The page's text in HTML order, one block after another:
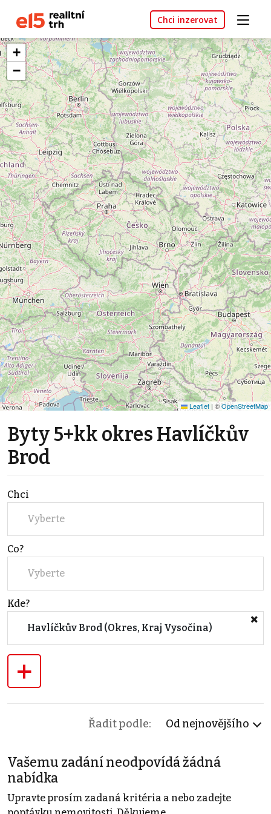
Chci inzerovat
+
−
Leaflet | ©OpenStreetMap
Byty 5+kk okres Havlíčkův
Brod
Chci
Vyberte
Co?
Vyberte
Kde?
Havlíčkův Brod (Okres, Kraj Vysočina)
+
Řadit podle: Od nejnovějšího
Vašemu zadání neodpovídá žádná
nabídka
Upravte prosím zadaná kritéria a nebo zadejte